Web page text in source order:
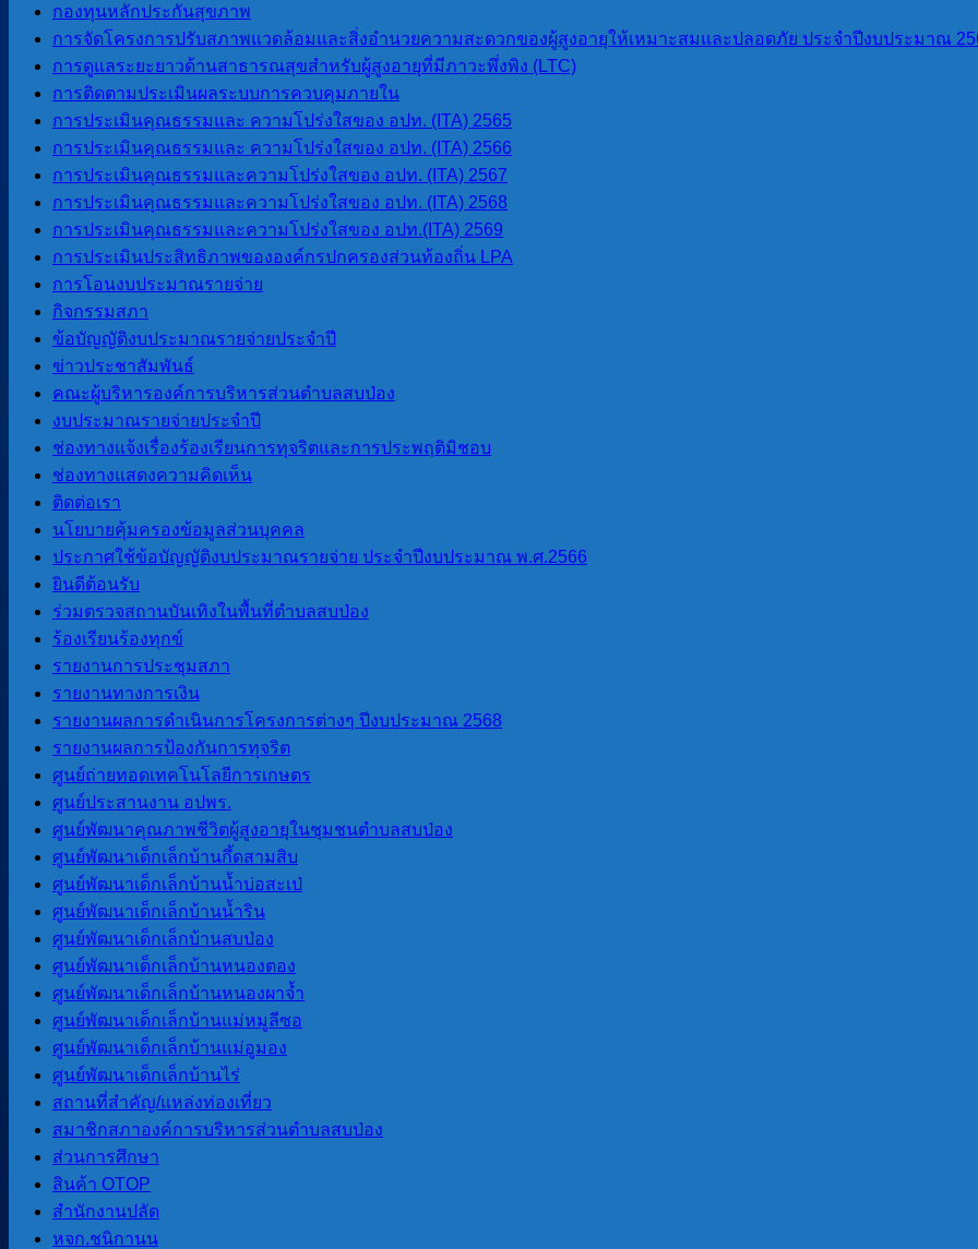
กองทุนหลักประกันสุขภาพ
การจัดโครงการปรับสภาพแวดล้อมและสิ่งอำนวยความสะดวกของผู้สูงอายุให้เหมาะสมและปลอดภัย ประจำปีงบประมาณ
การดูแลระยะยาวด้านสาธารณสุขสำหรับผู้สูงอายุที่มีภาวะพึ่งพิง (LTC)
การติดตามประเมินผลระบบการควบคุมภายใน
การประเมินคุณธรรมและ ความโปร่งใสของ อปท. (ITA) 2565
การประเมินคุณธรรมและ ความโปร่งใสของ อปท. (ITA) 2566
การประเมินคุณธรรมและความโปร่งใสของ อปท. (ITA) 2567
การประเมินคุณธรรมและความโปร่งใสของ อปท. (ITA) 2568
การประเมินคุณธรรมและความโปร่งใสของ อปท.(ITA) 2569
การประเมินประสิทธิภาพขององค์กรปกครองส่วนท้องถิ่น LPA
การโอนงบประมาณรายจ่าย
กิจกรรมสภา
ข้อบัญญัติงบประมาณรายจ่ายประจำปี
ข่าวประชาสัมพันธ์
คณะผู้บริหารองค์การบริหารส่วนตำบลสบป่อง
งบประมาณรายจ่ายประจำปี
ช่องทางแจ้งเรื่องร้องเรียนการทุจริตและการประพฤติมิชอบ
ช่องทางแสดงความคิดเห็น
ติดต่อเรา
นโยบายคุ้มครองข้อมูลส่วนบุคคล
ประกาศใช้ข้อบัญญัติงบประมาณรายจ่าย ประจำปีงบประมาณ พ.ศ.2566
ยินดีต้อนรับ
ร่วมตรวจสถานบันเทิงในพื้นที่ตำบลสบป่อง
ร้องเรียนร้องทุกข์
รายงานการประชุมสภา
รายงานทางการเงิน
รายงานผลการดำเนินการโครงการต่างๆ ปีงบประมาณ 2568
รายงานผลการป้องกันการทุจริต
ศูนย์ถ่ายทอดเทคโนโลยีการเกษตร
ศูนย์ประสานงาน อปพร.
ศูนย์พัฒนาคุณภาพชีวิตผู้สูงอายุในชุมชนตำบลสบป่อง
ศูนย์พัฒนาเด็กเล็กบ้านกึ้ดสามสิบ
ศูนย์พัฒนาเด็กเล็กบ้านน้ำบ่อสะเป่
ศูนย์พัฒนาเด็กเล็กบ้านน้ำริน
ศูนย์พัฒนาเด็กเล็กบ้านสบป่อง
ศูนย์พัฒนาเด็กเล็กบ้านหนองตอง
ศูนย์พัฒนาเด็กเล็กบ้านหนองผาจ้ำ
ศูนย์พัฒนาเด็กเล็กบ้านแม่หมูลีซอ
ศูนย์พัฒนาเด็กเล็กบ้านแม่อูมอง
ศูนย์พัฒนาเด็กเล็กบ้านไร่
สถานที่สําคัญ/แหล่งท่องเที่ยว
สมาชิกสภาองค์การบริหารส่วนตําบลสบป่อง
ส่วนการศึกษา
สินค้า OTOP
สํานักงานปลัด
หจก.ชนิกานน
เมนูหลัก
หน้าแรก
ข้อมูลทั่วไป
ประวัติองค์การบริหารส่วนตำบลสบ
ป่อง
วิสัยทัศน์การพัฒนา
อำนาจหน้าที่
ติดต่อเรา
หน่วยตรวจสอบภายใน
การโอนงบประมาณรายจ่าย
การติดตามประเมินผลระบบการ
ควบคุมภายใน
ITA
การประเมินคุณธรรมและ ความ
โปร่งใสของ อปท. (ITA) 2565
การประเมินคุณธรรมและ ความ
โปร่งใสของ อปท. (ITA) 2566
การประเมินคุณธรรมและความ
โปร่งใสของ อปท. (ITA) 2567
การประเมินคุณธรรมและความ
โปร่งใสของ อปท. (ITA) 2568
การประเมินคุณธรรมและความ
โปร่งใสของ อปท. (ITA) 2569
LPA
การประเมินประสิทธิภาพขององค์กร
ปกครองส่วนท้องถิ่น LPA
แผนพัฒนา
แผนยุทธศาสตร์การพัฒนา
แผนพัฒนาบุคลากร 3 ปี(2564-2566)
แผนอัตรากําลัง 3 ปี (2564-2566)
ข้อบัญญัติงบประมาณรายจ่ายประจำปี
แผนการดําเนินการ
แผนการจัดหาพัสดุ